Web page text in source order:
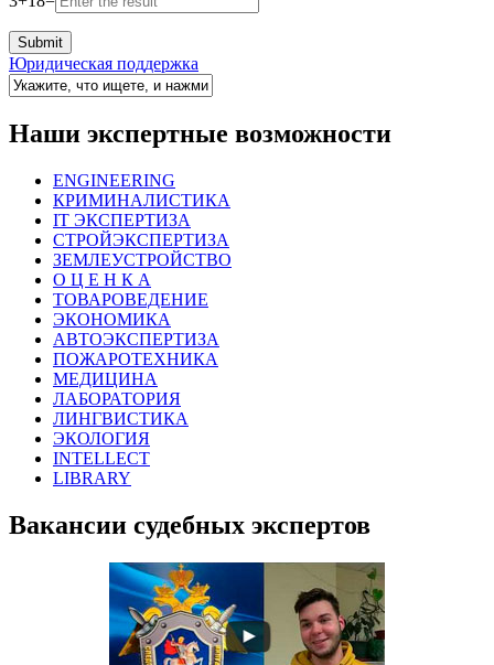
Юридическая поддержка
Наши экспертные возможности
ENGINEERING
КРИМИНАЛИСТИКА
IT ЭКСПЕРТИЗА
СТРОЙЭКСПЕРТИЗА
ЗЕМЛЕУСТРОЙСТВО
О Ц Е Н К А
ТОВАРОВЕДЕНИЕ
ЭКОНОМИКА
АВТОЭКСПЕРТИЗА
ПОЖАРОТЕХНИКА
МЕДИЦИНА
ЛАБОРАТОРИЯ
ЛИНГВИСТИКА
ЭКОЛОГИЯ
INTELLECT
LIBRARY
Вакансии судебных экспертов